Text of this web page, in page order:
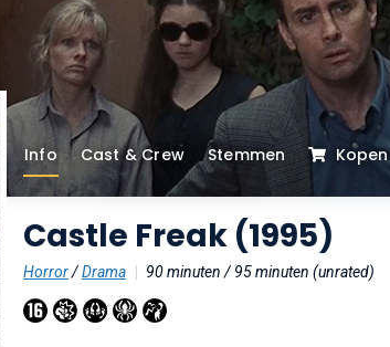
Info Cast & Crew Stemmen Kopen
Castle Freak (1995)
Horror/Drama 90 minuten / 95 minuten (unrated)